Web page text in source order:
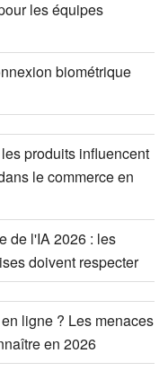
les équipes
biométrique
produits influencent
le commerce en
de l'IA 2026 : les
doivent respecter
ligne ? Les menaces
en 2026